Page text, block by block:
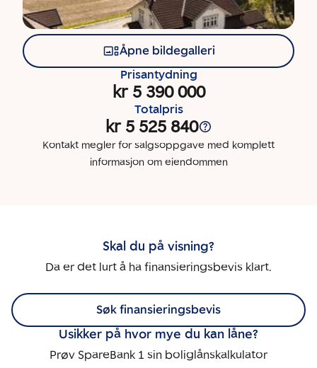
Åpne bildegalleri
Prisantydning
kr 5 390 000
Totalpris
kr 5 525 840
Kontakt megler for salgsoppgave med komplett
informasjon om eiendommen
Skal du på visning?
Da er det lurt å ha finansieringsbevis klart.
Søk finansieringsbevis
Usikker på hvor mye du kan låne?
Prøv SpareBank 1 sin boliglånskalkulator